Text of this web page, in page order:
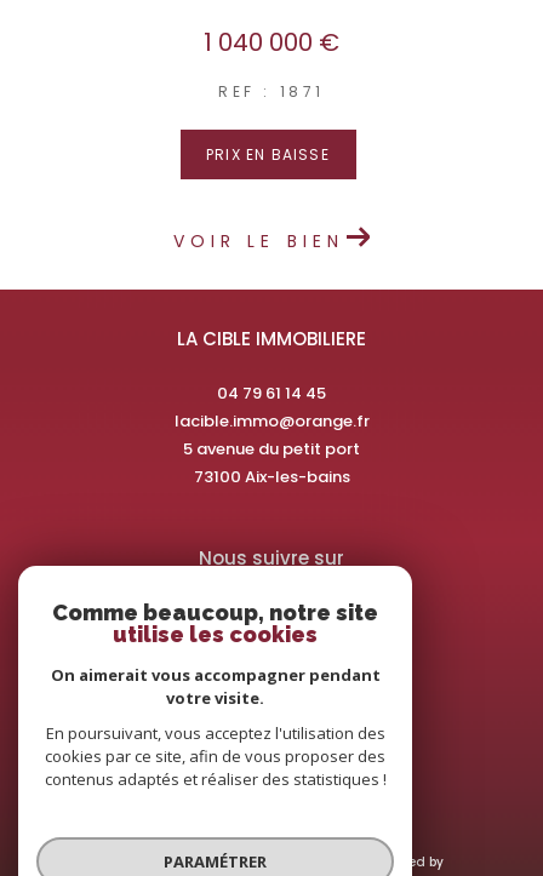
1 040 000 €
REF : 1871
PRIX EN BAISSE
VOIR LE BIEN
LA CIBLE IMMOBILIERE
04 79 61 14 45
lacible.immo@orange.fr
5 avenue du petit port
73100
aix-les-bains
Nous suivre sur
Adhérents
© 2026 | Tous droits réservés | Traduction powered by
Comme beaucoup, notre site
utilise les cookies
On aimerait vous accompagner pendant
votre visite.
En poursuivant, vous acceptez l'utilisation des
cookies par ce site, afin de vous proposer des
contenus adaptés et réaliser des statistiques !
PARAMÉTRER